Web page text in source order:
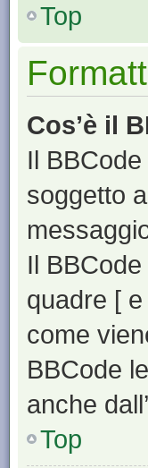
Top
Cos’è il
Il
soggetto
Il
quadre [
come
BBCode
anche
Top